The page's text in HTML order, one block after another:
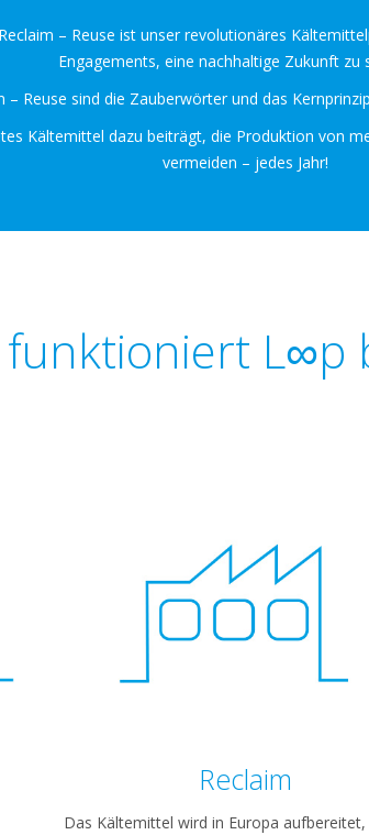
– Reuse ist unser revolutionäres
Engagements, eine nachhaltige Zukunft zu
– Reuse sind die Zauberwörter und das
Kältemittel dazu beiträgt, die Produktion von
vermeiden – jedes Jahr!
funktioniert L∞p
Reclaim
Das Kältemittel wird in Europa aufbereitet,